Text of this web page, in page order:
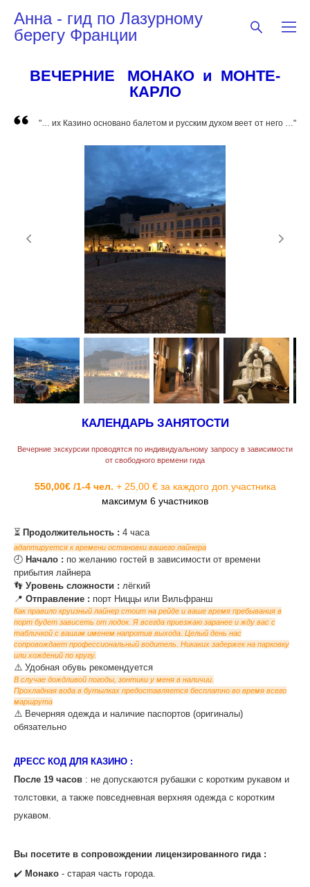
Анна - гид по Лазурному
берегу Франции
ВЕЧЕРНИЕ МОНАКО и МОНТЕ-
КАРЛО
"… их Казино основано балетом и русским духом веет от него …"
КАЛЕНДАРЬ ЗАНЯТОСТИ
Вечерние экскурсии проводятся по индивидуальному запросу в зависимости
от свободного времени гида
550,00€ /1-4 чел. + 25,00 € за каждого доп.участника
максимум 6 участников
⏳ Продолжительность : 4 часа
адаптируется к времени остановки вашего лайнера
‌🕘 Начало : по желанию гостей в зависимости от времени
прибытия лайнера
‌👣 Уровень сложности : лёгкий
‌📍 Отправление : порт Ниццы или Вильфранш
Как правило круизный лайнер стоит на рейде и ваше время пребывания в
порт будет зависеть от лодок. Я всегда приезжаю заранее и жду вас с
табличкой с вашим именем напротив выхода. Целый день нас
сопровождает профессиональный водитель. Никаких задержек на парковку
или хождений по кругу.
‌⚠️ Удобная обувь рекомендуется
В случае дождливой погоды, зонтики у меня в наличии.
Прохладная вода в бутылках предоставляется бесплатно во время всего
маршрута
‌⚠️ Вечерняя одежда и наличие паспортов (оригиналы)
обязательно
ДРЕСС КОД ДЛЯ КАЗИНО :
После 19 часов : не допускаются рубашки с коротким рукавом и
толстовки, а также повседневная верхняя одежда с коротким
рукавом.
‌‌Вы посетите в сопровождении лицензированного гида :
✔️ Монако - старая часть города.